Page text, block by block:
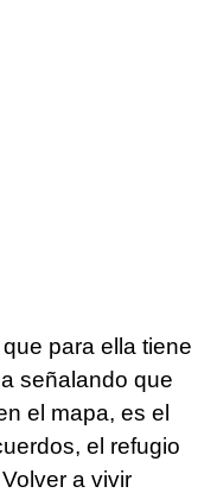
para ella tiene
señalando que
el mapa, es el
el refugio
a vivir